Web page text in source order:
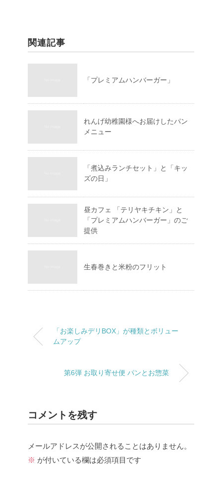
関連記事
「プレミアムハンバーガー」
れんげ幼稚園様へお届けしたパン
メニュー
「煮込みランチセット」と「キッ
ズの日」
昼カフェ 「テリヤキチキン」と
「プレミアムハンバーガー」のご
提供
生春巻きと米粉のフリット
「お楽しみデリBOX」が種類とボリュー
ムアップ
第6弾 お取り寄せ便 パンとお惣菜
コメントを残す
メールアドレスが公開されることはありません。
※ が付いている欄は必須項目です